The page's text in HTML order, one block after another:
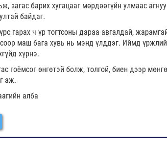
загас барих хугацааг мөрдөөгүйн улмаас
байдаг.
гарах ч үр тогтсоны дараа авгалдай,
маш бага хувь нь мэнд үлддэг. Иймд
хүрнэ.
гоёмсог өнгөтэй болж, толгой, биен дээр
аж.
алба